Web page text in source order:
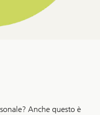
Anche questo è